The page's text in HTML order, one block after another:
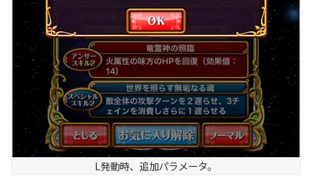
L発動時、追加パラメータ。